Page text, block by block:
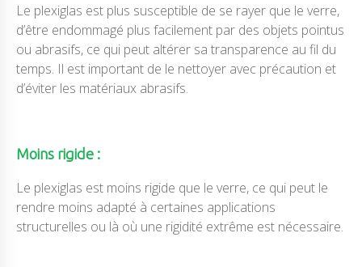
Le plexiglas est plus susceptible de se rayer que le verre,
d’être endommagé plus facilement par des objets pointus
ou abrasifs, ce qui peut altérer sa transparence au fil du
temps. Il est important de le nettoyer avec précaution et
d’éviter les matériaux abrasifs.
Moins rigide :
Le plexiglas est moins rigide que le verre, ce qui peut le
rendre moins adapté à certaines applications
structurelles ou là où une rigidité extrême est nécessaire.